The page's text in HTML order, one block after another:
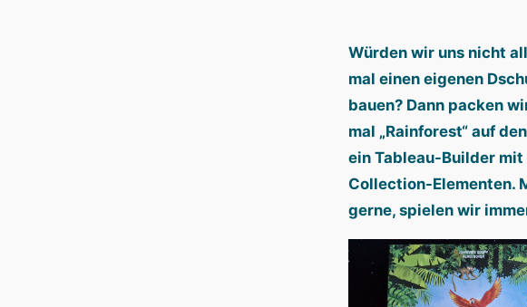
Würden wir uns nicht
mal einen eigenen
bauen? Dann packen
mal „Rainforest“ auf
ein Tableau-Builder mit
Collection-Elementen.
gerne, spielen wir